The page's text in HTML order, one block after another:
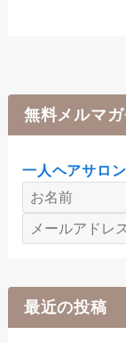
無料メルマ
一人ヘアサロ
最近の投稿